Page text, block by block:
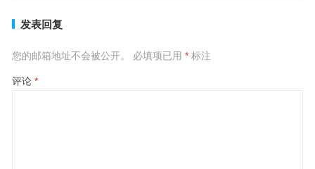
发表回复
您的邮箱地址不会被公开。 必填项已用 *标注
评论 *